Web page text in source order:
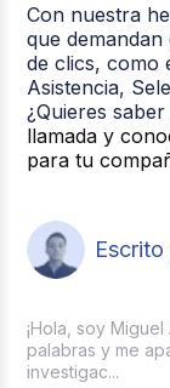
Con nuestra
que
de clics, como
Asistencia,
¿Quieres saber
llamada y
para tu
¡Hola, soy
palabras y me
investigac...